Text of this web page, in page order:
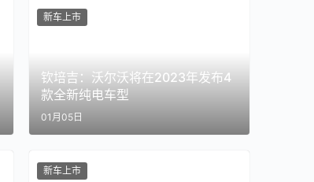
钦培吉：沃尔沃将在2023年发布4
款全新纯电车型
01月05日
新车上市
新车上市